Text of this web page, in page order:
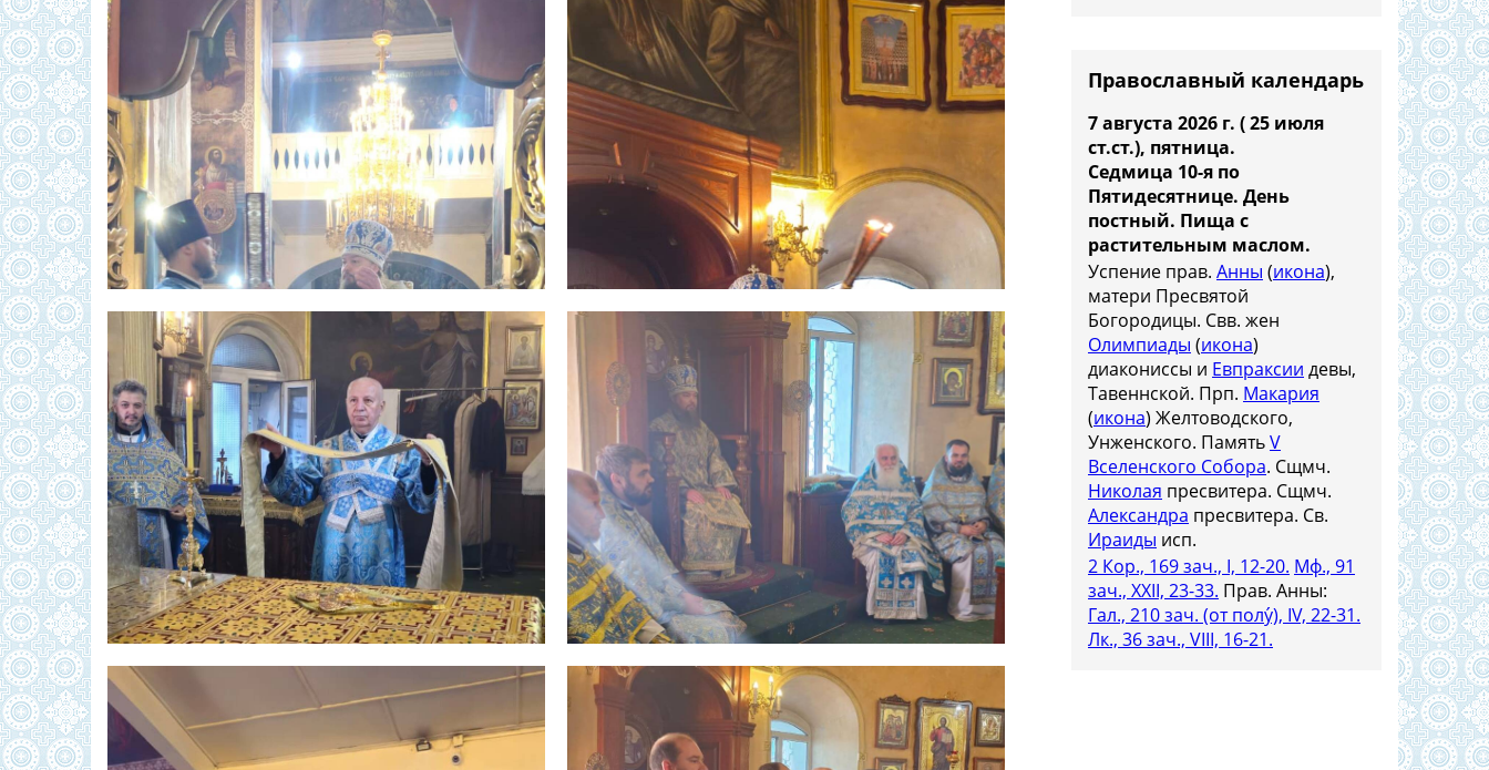
Православный календарь
7 августа 2026 г. ( 25 июля
ст.ст.), пятница.
Седмица 10-я по
Пятидесятнице. День
постный. Пища с
растительным маслом.
Успение прав. Анны (икона),
матери Пресвятой
Богородицы. Свв. жен
Олимпиады (икона)
диакониссы и Евпраксии девы,
Тавеннской. Прп. Макария
(икона) Желтоводского,
Унженского. ПамятьV
Вселенского Собора. Сщмч.
Николая пресвитера. Сщмч.
Александра пресвитера. Св.
Ираиды исп.
2 Кор., 169 зач., I, 12-20. Мф., 91
зач., XXII, 23-33. Прав. Анны:
Гал., 210 зач. (от полу́), IV, 22-31.
Лк., 36 зач., VIII, 16-21.